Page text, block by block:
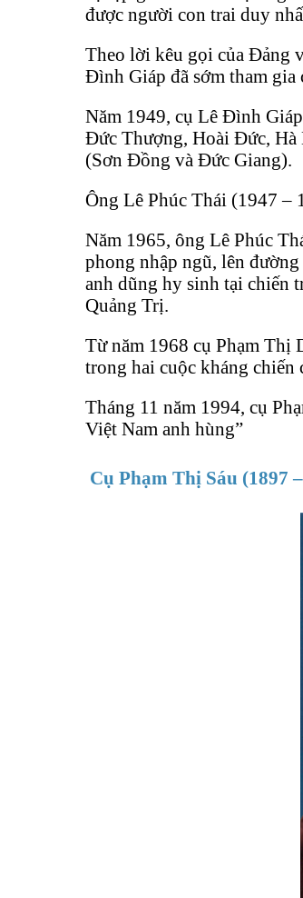
được người con trai duy
Theo lời kêu gọi của Đảng
Đình Giáp đã sớm tham gia
Năm 1949, cụ Lê Đình
Đức Thượng, Hoài Đức, Hà
(Sơn Đồng và Đức Giang).
Ông Lê Phúc Thái (1947 –
Năm 1965, ông Lê Phúc
phong nhập ngũ, lên
anh dũng hy sinh tại chiến
Quảng Trị.
Từ năm 1968 cụ Phạm Thị
trong hai cuộc kháng
Tháng 11 năm 1994, cụ
Việt Nam anh hùng”
Cụ Phạm Thị Sáu (1897